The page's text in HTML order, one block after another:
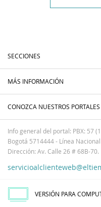
SECCIONES
MÁS INFORMACIÓN
CONOZCA NUESTROS PORTALES
Info general del portal: PBX: 57
Bogotá 5714444 - Línea
Dirección: Av. Calle 26 # 68B-70.
VERSIÓN PARA